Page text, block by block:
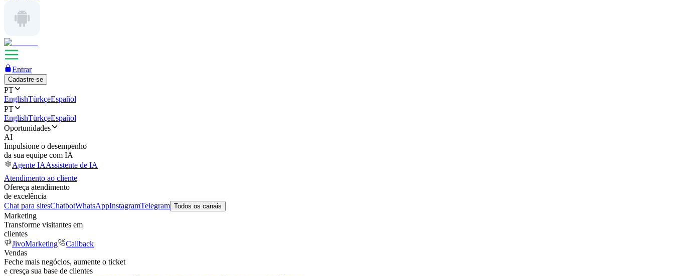
Entrar
Cadastre-se
PT
EnglishTürkçeEspañol
PT
EnglishTürkçeEspañol
Oportunidades
AI
Impulsione o desempenho
da sua equipe com IA
Agente IAAssistente de IA
Atendimento ao cliente
Ofereça atendimento
de excelência
Chat para sitesChatbotWhatsAppInstagramTelegram Todos os canais
Marketing
Transforme visitantes em
clientes
JivoMarketing
Callback
Vendas
Feche mais negócios, aumente o ticket
e cresça sua base de clientes